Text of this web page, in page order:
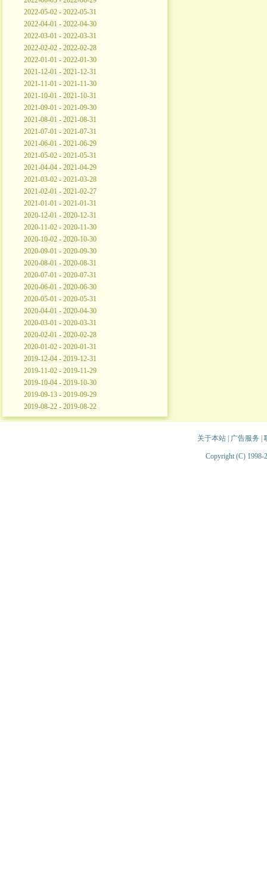
2022-05-02 - 2022-05-31
2022-04-01 - 2022-04-30
2022-03-01 - 2022-03-31
2022-02-02 - 2022-02-28
2022-01-01 - 2022-01-30
2021-12-01 - 2021-12-31
2021-11-01 - 2021-11-30
2021-10-01 - 2021-10-31
2021-09-01 - 2021-09-30
2021-08-01 - 2021-08-31
2021-07-01 - 2021-07-31
2021-06-01 - 2021-06-29
2021-05-02 - 2021-05-31
2021-04-04 - 2021-04-29
2021-03-02 - 2021-03-28
2021-02-01 - 2021-02-27
2021-01-01 - 2021-01-31
2020-12-01 - 2020-12-31
2020-11-02 - 2020-11-30
2020-10-02 - 2020-10-30
2020-09-01 - 2020-09-30
2020-08-01 - 2020-08-31
2020-07-01 - 2020-07-31
2020-06-01 - 2020-06-30
2020-05-01 - 2020-05-31
2020-04-01 - 2020-04-30
2020-03-01 - 2020-03-31
2020-02-01 - 2020-02-28
2020-01-02 - 2020-01-31
2019-12-04 - 2019-12-31
2019-11-02 - 2019-11-29
2019-10-04 - 2019-10-30
2019-09-13 - 2019-09-29
2019-08-22 - 2019-08-22
关于本站| 广告服务
Copyright (C) 1998-